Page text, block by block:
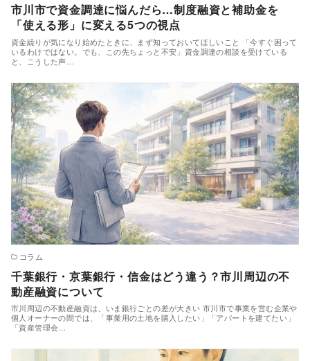
市川市で資金調達に悩んだら…制度融資と補助金を
「使える形」に変える5つの視点
資金繰りが気になり始めたときに、まず知っておいてほしいこと 「今すぐ困って
いるわけではない。でも、この先ちょっと不安」資金調達の相談を受けている
と、こうした声…
コラム
千葉銀行・京葉銀行・信金はどう違う？市川周辺の不
動産融資について
市川周辺の不動産融資は、いま銀行ごとの差が大きい 市川市で事業を営む企業や
個人オーナーの間では、「事業用の土地を購入したい」「アパートを建てたい」
「資産管理会…